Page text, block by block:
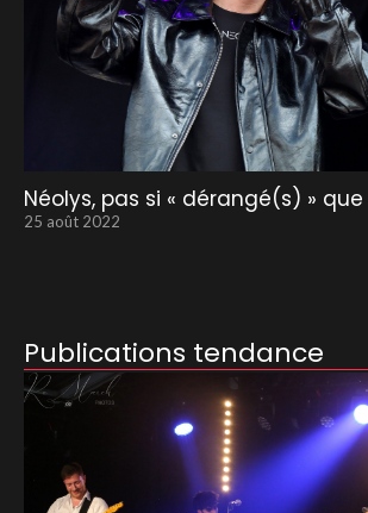
Néolys, pas si « dérangé(s) »
25 août 2022
Publications tendance